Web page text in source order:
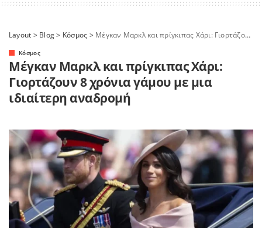
Layout > Blog> Κόσμος > Μέγκαν Μαρκλ και πρίγκιπας Χάρι: Γιορτάζουν 8 χρόνια γάμου με μια ιδιαίτερη αναδρομή
Κόσμος
Μέγκαν Μαρκλ και πρίγκιπας Χάρι:
Γιορτάζουν 8 χρόνια γάμου με μια
ιδιαίτερη αναδρομή